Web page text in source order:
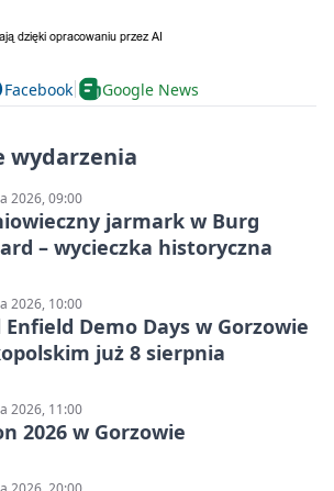
Facebook Google News
wydarzenia
2026, 09:00
jarmark w Burg
– wycieczka historyczna
2026, 10:00
Enfield Demo Days w Gorzowie
już 8 sierpnia
2026, 11:00
2026 w Gorzowie